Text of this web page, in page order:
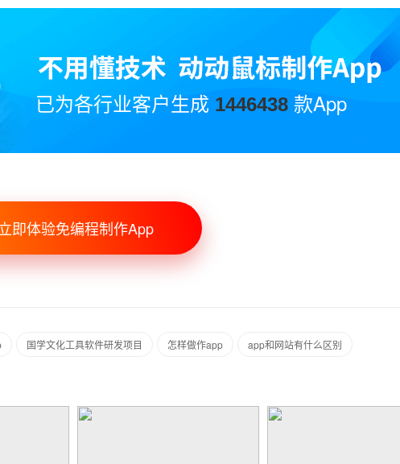
已为各行业客户生成 1446438 款App
即体验免编程制作App
国学文化工具软件研发项目 怎样做作app app和网站有什么区别